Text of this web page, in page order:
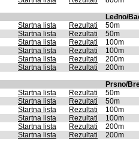
Leđno/
Startna lista Rezultati
50m
Startna lista Rezultati
50m
Startna lista Rezultati
100m
Startna lista Rezultati
100m
Startna lista Rezultati
200m
Startna lista Rezultati
200m
Prsno/
Startna lista Rezultati
50m
Startna lista Rezultati
50m
Startna lista Rezultati
100m
Startna lista Rezultati
100m
Startna lista Rezultati
200m
Startna lista Rezultati
200m